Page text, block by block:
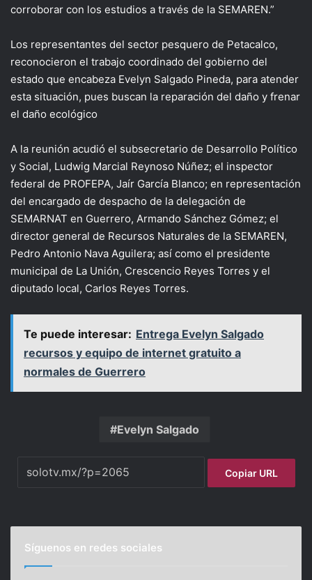
corroborar con los estudios a través de la SEMAREN.”
Los representantes del sector pesquero de Petacalco,
reconocieron el trabajo coordinado del gobierno del
estado que encabeza Evelyn Salgado Pineda, para atender
esta situación, pues buscan la reparación del daño y frenar
el daño ecológico
A la reunión acudió el subsecretario de Desarrollo Político
y Social, Ludwig Marcial Reynoso Núñez; el inspector
federal de PROFEPA, Jaír García Blanco; en representación
del encargado de despacho de la delegación de
SEMARNAT en Guerrero, Armando Sánchez Gómez; el
director general de Recursos Naturales de la SEMAREN,
Pedro Antonio Nava Aguilera; así como el presidente
municipal de La Unión, Crescencio Reyes Torres y el
diputado local, Carlos Reyes Torres.
Te puede interesar: Entrega Evelyn Salgado
recursos y equipo de internet gratuito a
normales de Guerrero
Evelyn Salgado
Copiar URL
Síguenos en redes sociales